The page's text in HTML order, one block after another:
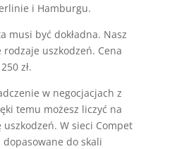
i Hamburgu.
musi być dokładna. Nasz
uszkodzeń. Cena
zł.
w negocjacjach z
temu możesz liczyć na
W sieci Compet
dopasowane do skali